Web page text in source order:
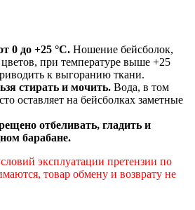
0 до +25 °C. Ношение бейсболок,
при температуре выше +25
к выгоранию ткани.
стирать и мочить. Вода, в том
оставляет на бейсболках заметные
отбеливать, гладить и
барабане.
эксплуатации претензии по
товар обмену и возврату не